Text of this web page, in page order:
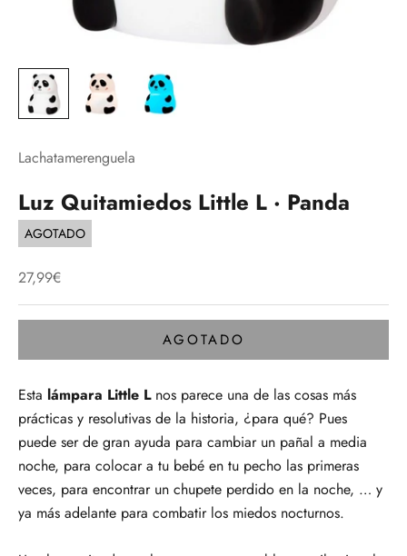
Lachatamerenguela
Luz Quitamiedos Little L · Panda
AGOTADO
Precio de oferta
27,99€
AGOTADO
Esta lámpara Little Lnos parece una de las cosas más
prácticas y resolutivas de la historia, ¿para qué? Pues
puede ser de gran ayuda para cambiar un pañal a media
noche, para colocar a tu bebé en tu pecho las primeras
veces, para encontrar un chupete perdido en la noche, … y
ya más adelante para combatir los miedos nocturnos.